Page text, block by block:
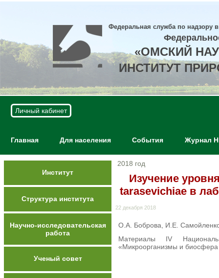
Федеральная служба по надзору
«ОМСКИЙ
ИНСТИТУТ
Личный кабинет
Главная Для населения События Журнал
Институт
Структура института
Научно-исследовательская
работа
Ученый совет
2018 год
Изучение
tarasevichiae в
22 декабря 2018
O.А. Боброва, И.Е.
Материалы IV
«Микроорганизмы и